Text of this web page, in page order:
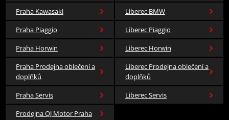
Praha Kawasaki
Liberec BMW
Praha Piaggio
Liberec Piaggio
Praha Horwin
Liberec Horwin
Praha Prodejna oblečení a
doplňků
Liberec Prodejna oblečení a
doplňků
Praha Servis
Liberec Servis
Prodejna QJ Motor Praha